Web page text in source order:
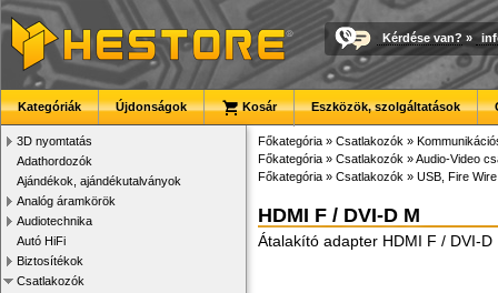
Kérdése van? »
Kategóriák Újdonságok Kosár Eszközök, szolgáltatások
3D nyomtatás
Adathordozók
Ajándékok, ajándékutalványok
Analóg áramkörök
Audiotechnika
Autó HiFi
Biztosítékok
Csatlakozók
Főkategória » Csatlakozók »
Főkategória » Csatlakozók »Audio-Video
Főkategória » Csatlakozók » USB, Fire
HDMI F / DVI-D M
Átalakító adapter HDMI F / DVI-D